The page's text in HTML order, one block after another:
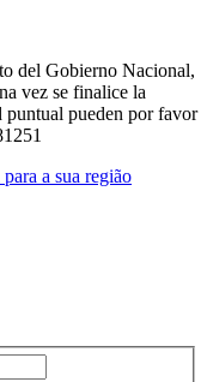
del Gobierno Nacional,
vez se finalice la
puntual pueden por favor
a sua região